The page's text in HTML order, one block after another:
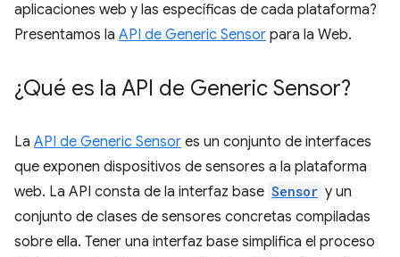
aplicaciones web y las específicas de cada plataforma?
Presentamos la API de Generic Sensor para la Web.
¿Qué es la API de Generic Sensor?
La API de Generic Sensor es un conjunto de interfaces
que exponen dispositivos de sensores a la plataforma
web. La API consta de la interfaz base Sensor y un
conjunto de clases de sensores concretas compiladas
sobre ella. Tener una interfaz base simplifica el proceso